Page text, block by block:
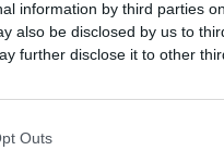
information by third parties
also be disclosed by us to
further disclose it to other
Outs